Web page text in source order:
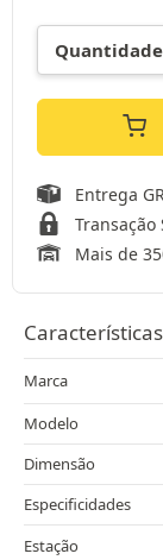
Entrega
Transação
Mais de
Características
Marca
Modelo
Dimensão
Especificidades
Estação